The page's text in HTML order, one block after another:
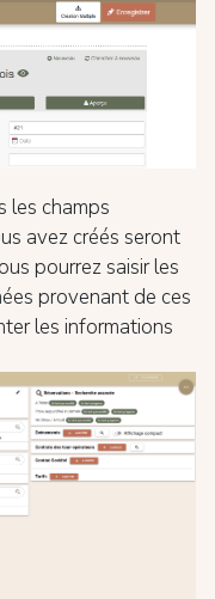
les champs
avez créés seront
pourrez saisir les
provenant de ces
les informations